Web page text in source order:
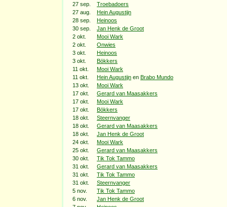
27 sep.
Troebadoers
27 aug.
Hein Augustijn
28 sep.
Heinoos
30 sep.
Jan Henk de Groot
2 okt.
Mooi Wark
2 okt.
Onwies
3 okt.
Heinoos
3 okt.
Bökkers
11 okt.
Mooi Wark
11 okt.
Hein Augustijn en Brabo Mundo
13 okt.
Mooi Wark
17 okt.
Gerard van Maasakkers
17 okt.
Mooi Wark
17 okt.
Bökkers
18 okt.
Steernvanger
18 okt.
Gerard van Maasakkers
18 okt.
Jan Henk de Groot
24 okt.
Mooi Wark
25 okt.
Gerard van Maasakkers
30 okt.
Tik Tok Tammo
31 okt.
Gerard van Maasakkers
31 okt.
Tik Tok Tammo
31 okt.
Steernvanger
5 nov.
Tik Tok Tammo
6 nov.
Jan Henk de Groot